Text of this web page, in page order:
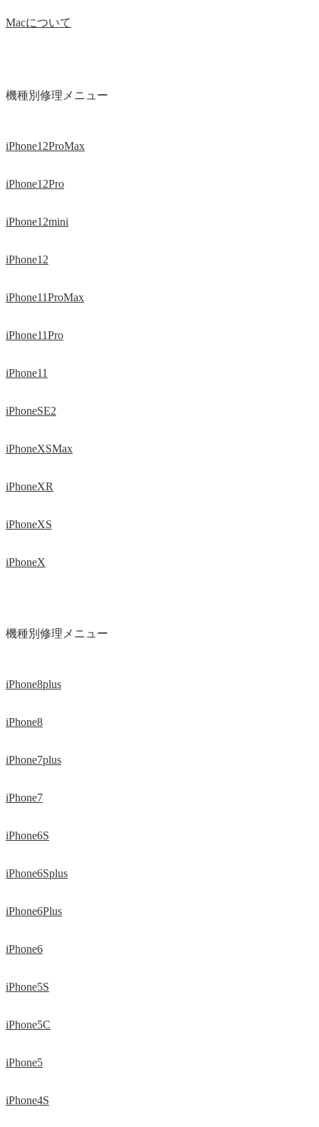
Macについて
機種別修理メニュー
iPhone12ProMax
iPhone12Pro
iPhone12mini
iPhone12
iPhone11ProMax
iPhone11Pro
iPhone11
iPhoneSE2
iPhoneXSMax
iPhoneXR
iPhoneXS
iPhoneX
機種別修理メニュー
iPhone8plus
iPhone8
iPhone7plus
iPhone7
iPhone6S
iPhone6Splus
iPhone6Plus
iPhone6
iPhone5S
iPhone5C
iPhone5
iPhone4S